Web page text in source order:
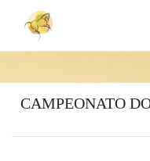
CAMPEONATO